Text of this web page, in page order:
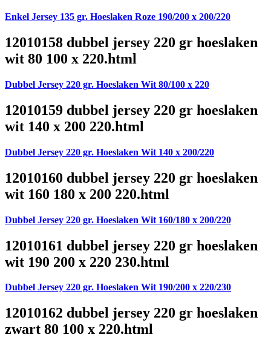
Enkel Jersey 135 gr. Hoeslaken Roze 190/200 x 200/220
12010158 dubbel jersey 220 gr hoeslaken
wit 80 100 x 220.html
Dubbel Jersey 220 gr. Hoeslaken Wit 80/100 x 220
12010159 dubbel jersey 220 gr hoeslaken
wit 140 x 200 220.html
Dubbel Jersey 220 gr. Hoeslaken Wit 140 x 200/220
12010160 dubbel jersey 220 gr hoeslaken
wit 160 180 x 200 220.html
Dubbel Jersey 220 gr. Hoeslaken Wit 160/180 x 200/220
12010161 dubbel jersey 220 gr hoeslaken
wit 190 200 x 220 230.html
Dubbel Jersey 220 gr. Hoeslaken Wit 190/200 x 220/230
12010162 dubbel jersey 220 gr hoeslaken
zwart 80 100 x 220.html